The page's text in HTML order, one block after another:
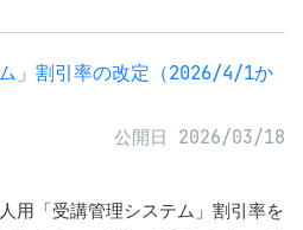
」割引率の改定（2026/4/1か
公開日 2026/03/18
「受講管理システム」割引率を